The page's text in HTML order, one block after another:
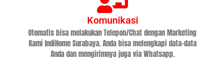
Komunikasi
Otomatis bisa melakukan Telepon/Chat dengan Marketing
Kami IndiHome Surabaya. Anda bisa melengkapi data-data
Anda dan mengirimnya juga via Whatsapp.